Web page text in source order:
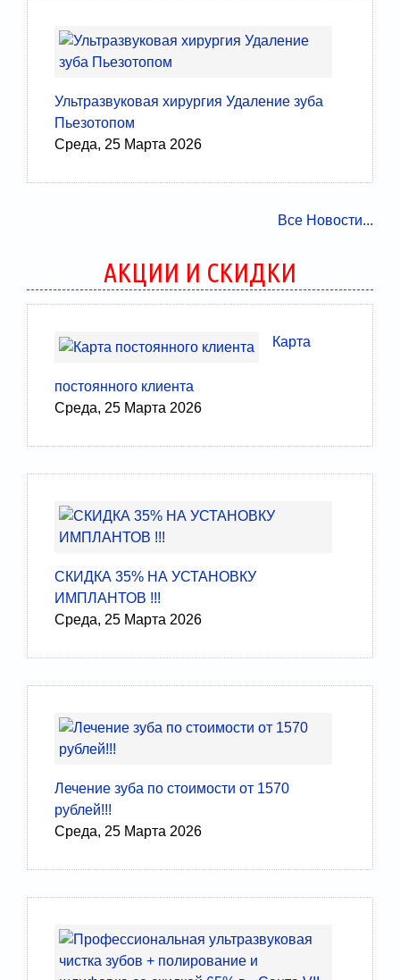
Ультразвуковая хирургия Удаление зуба
Пьезотопом
Среда, 25 Марта 2026
Все Новости...
АКЦИИ И СКИДКИ
Карта
постоянного клиента
Среда, 25 Марта 2026
СКИДКА 35% НА УСТАНОВКУ
ИМПЛАНТОВ !!!
Среда, 25 Марта 2026
Лечение зуба по стоимости от 1570
рублей!!!
Среда, 25 Марта 2026